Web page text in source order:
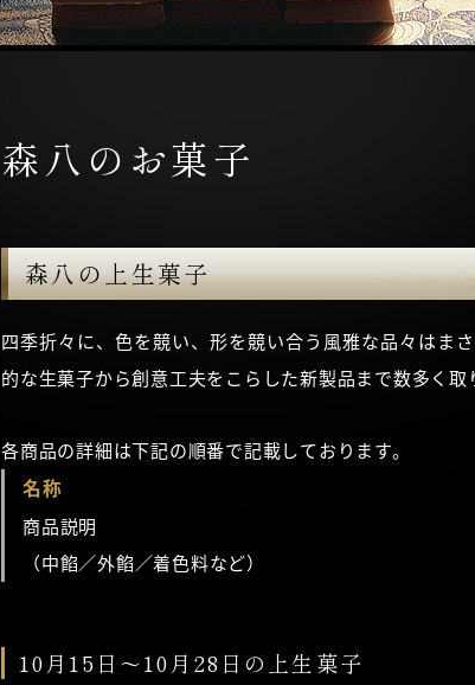
森八のお菓子
森八の上生菓子
四季折々に、色を競い、形を競い合う風雅な品々はま
的な生菓子から創意工夫をこらした新製品まで数多く取
各商品の詳細は下記の順番で記載しております。
名称
商品説明
（中餡／外餡／着色料など）
10月15日～10月28日の上生菓子